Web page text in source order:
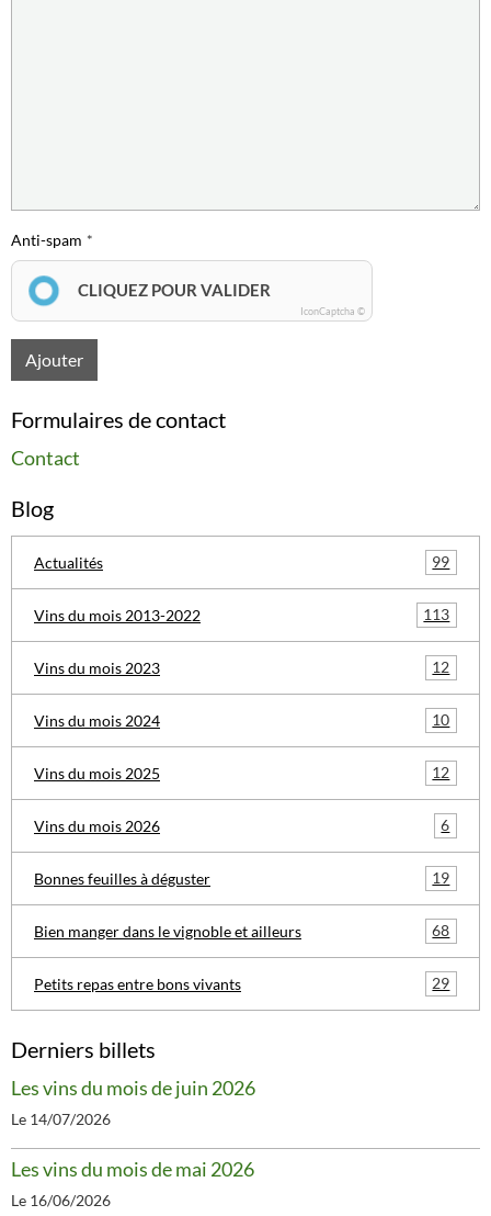
Anti-spam
CLIQUEZ POUR VALIDER
IconCaptcha ©
Ajouter
Formulaires de contact
Contact
Blog
Actualités 99
Vins du mois 2013-2022 113
Vins du mois 2023 12
Vins du mois 2024 10
Vins du mois 2025 12
Vins du mois 2026 6
Bonnes feuilles à déguster 19
Bien manger dans le vignoble et ailleurs 68
Petits repas entre bons vivants 29
Derniers billets
Les vins du mois de juin 2026
Le 14/07/2026
Les vins du mois de mai 2026
Le 16/06/2026